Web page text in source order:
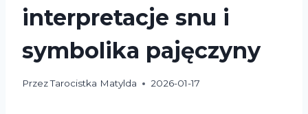
interpretacje snu i
symbolika pajęczyny
PrzezTarocistka Matylda 2026-01-17